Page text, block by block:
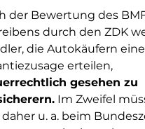
der Bewertung des
durch den ZDK
die Autokäufern eine
erteilen,
gesehen zu
Im Zweifel
daher u. a. beim